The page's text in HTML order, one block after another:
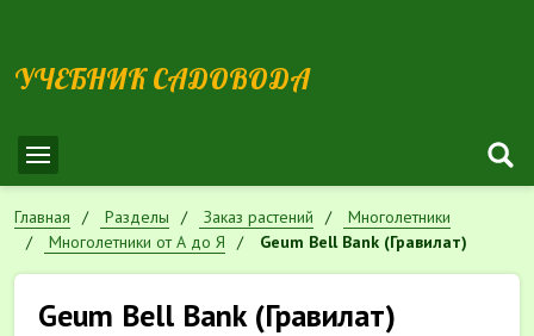
УЧЕБНИК САДОВОДА
Главная Разделы Заказ растений
Многолетники
Многолетники от А до Я
Geum Bell Bank (Гравилат)
Geum Bell Bank (Гравилат)